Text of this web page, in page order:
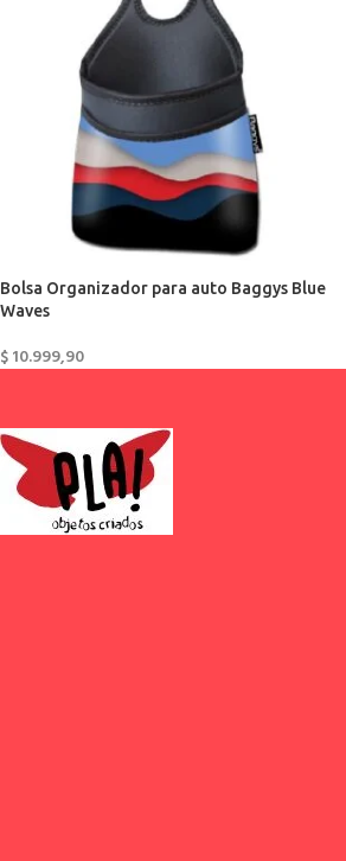
Bolsa Organizador para auto Baggys Blue
Waves
$10.999,90